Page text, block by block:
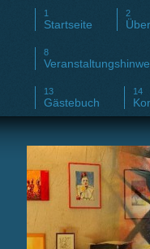
Startseite
Gästebuch